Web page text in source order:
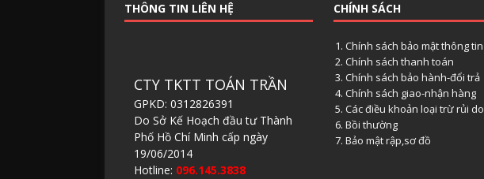
THÔNG TIN LIÊN HỆ
CTY TKTT TOÁN TRẦN
GPKD: 0312826391
Do Sở Kế Hoạch đầu tư Thành
Phố Hồ Chí Minh cấp ngày
19/06/2014
Hotline: 096.145.3838
CHÍNH SÁCH
Chính sách bảo mật thông tin
Chính sách thanh toán
Chính sách bảo hành-đổi trả
Chính sách giao-nhận hàng
Các điều khoản loại trừ rủi do
Bồi thường
Bảo mật rập,sơ đồ